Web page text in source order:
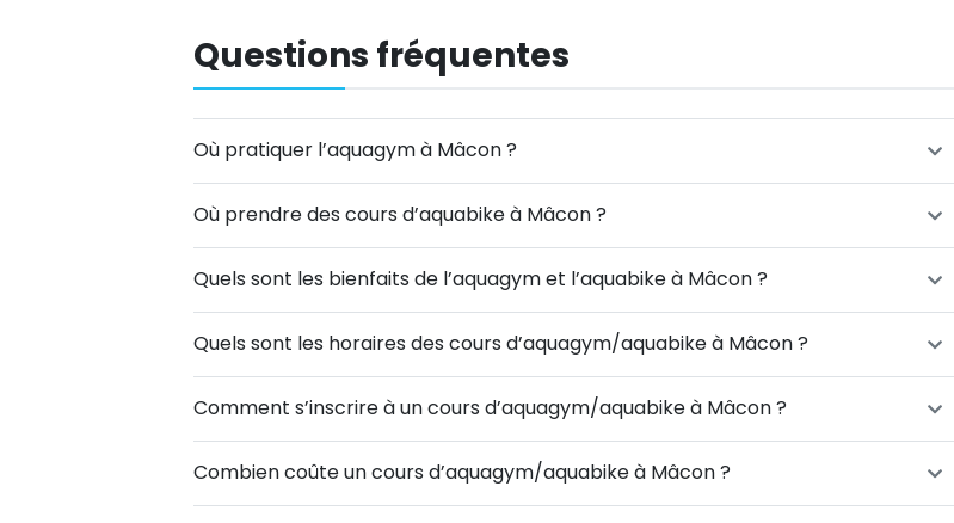
Questions fréquentes
Où pratiquer l’aquagym à Mâcon ?
Où prendre des cours d’aquabike à Mâcon ?
Quels sont les bienfaits de l’aquagym et l’aquabike à Mâcon ?
Quels sont les horaires des cours d’aquagym/aquabike à Mâcon ?
Comment s’inscrire à un cours d’aquagym/aquabike à Mâcon ?
Combien coûte un cours d’aquagym/aquabike à Mâcon ?